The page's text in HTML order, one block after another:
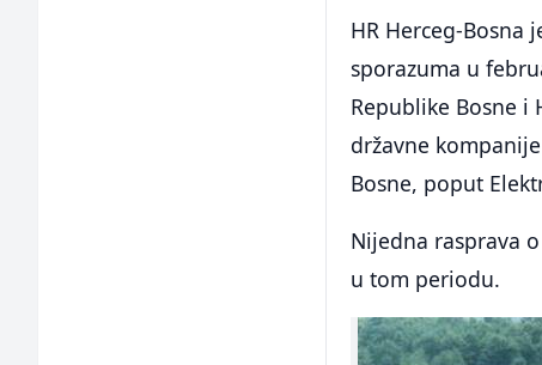
HR Herceg-Bosna
sporazuma u
Republike Bosne i
državne
Bosne, poput
Nijedna rasprava
u tom periodu.